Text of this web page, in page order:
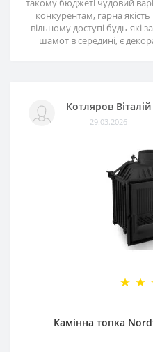
такому бюджеті чудовий
конкурентам, гарна
вільному доступі будь-які
шамот в середині, є
Котляров Віталій
29.03.2026
Камінна топка